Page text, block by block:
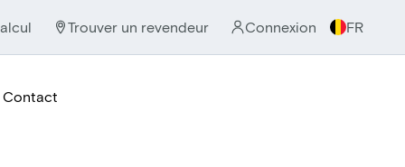
Trouver un revendeur Connexion FR
Contact